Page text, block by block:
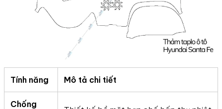
Tính năng Mô tả chi tiết
Chống